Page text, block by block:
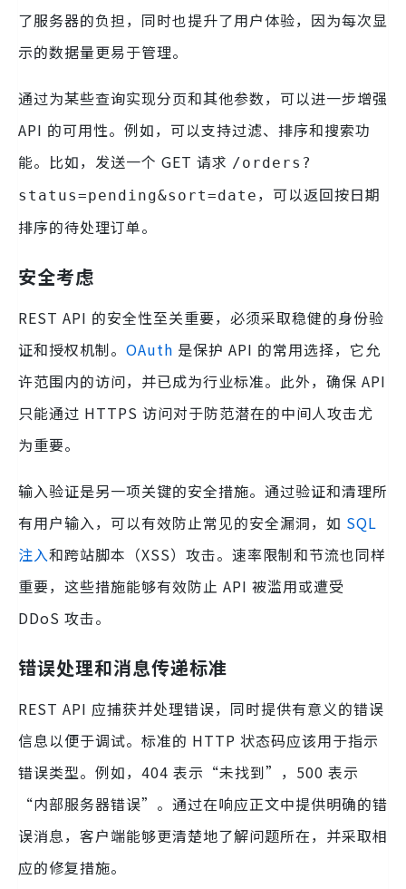
了服务器的负担，同时也提升了用户体验，因为每次显
示的数据量更易于管理。
通过为某些查询实现分页和其他参数，可以进一步增强
API 的可用性。例如，可以支持过滤、排序和搜索功
能。比如，发送一个 GET 请求 /orders?
status=pending&sort=date ，可以返回按日期
排序的待处理订单。
安全考虑
REST API 的安全性至关重要，必须采取稳健的身份验
证和授权机制。 OAuth 是保护 API 的常用选择，它允
许范围内的访问，并已成为行业标准。此外，确保 API
只能通过 HTTPS 访问对于防范潜在的中间人攻击尤
为重要。
输入验证是另一项关键的安全措施。通过验证和清理所
有用户输入，可以有效防止常见的安全漏洞，如 SQL
注入和跨站脚本（XSS）攻击。速率限制和节流也同样
重要，这些措施能够有效防止 API 被滥用或遭受
DDoS 攻击。
错误处理和消息传递标准
REST API 应捕获并处理错误，同时提供有意义的错误
信息以便于调试。标准的 HTTP 状态码应该用于指示
错误类型。例如，404 表示“未找到”，500 表示
“内部服务器错误”。通过在响应正文中提供明确的错
误消息，客户端能够更清楚地了解问题所在，并采取相
应的修复措施。